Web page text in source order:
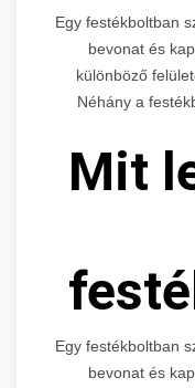
Egy festékboltban
bevonat és
különböző
Néhány a
Mit
Egy festékboltban
bevonat és